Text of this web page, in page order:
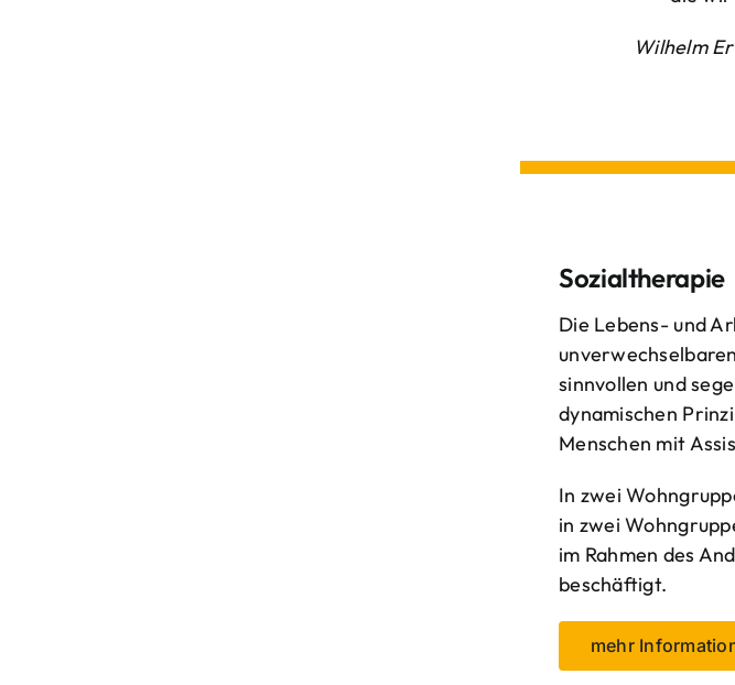
Wilhelm
Sozialtherapie
Die Lebens- und
sinnvollen und
dynamischen
Menschen mit
In zwei
in zwei
im Rahmen des
beschäftigt.
mehr